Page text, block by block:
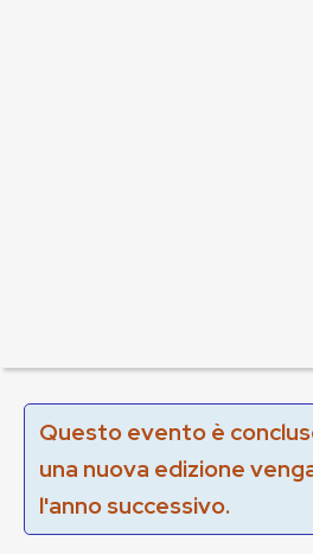
Questo evento è
una nuova edizione
l'anno successivo.